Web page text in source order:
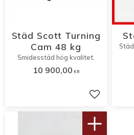
Städ Scott Turning
Cam 48 kg
Smidesstäd hög kvalitet.
10 900,00 KR
Lägg till i